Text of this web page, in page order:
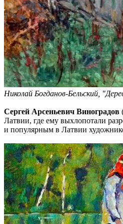
Николай Богданов-Бельский,
Сергей Арсеньевич Виноградов
Латвии, где ему выхлопотали
и популярным в Латвии